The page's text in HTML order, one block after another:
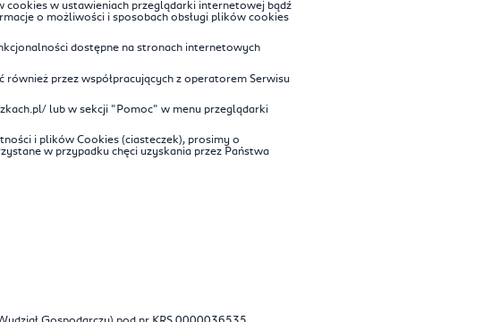
w ustawieniach przeglądarki internetowej bądź
o możliwości i sposobach obsługi plików cookies
dostępne na stronach internetowych
przez współpracujących z operatorem Serwisu
lub w sekcji "Pomoc" w menu przeglądarki
i plików Cookies (ciasteczek), prosimy o
w przypadku chęci uzyskania przez Państwa
Gospodarczy) pod nr KRS 0000036535